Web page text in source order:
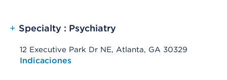
+ Specialty : Psychiatry
12 Executive Park Dr NE, Atlanta, GA 30329
Opens native map application on mobile devices
Indicaciones